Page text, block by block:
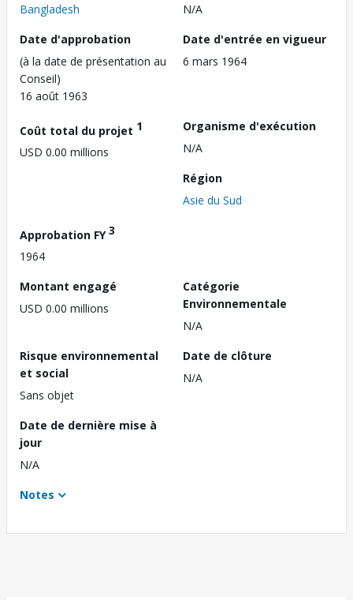
Bangladesh
N/A
Date d'approbation
(à la date de présentation au
Conseil)
16 août 1963
Date d'entrée en vigueur
6 mars 1964
Coût total du projet 1
USD 0.00 millions
Organisme d'exécution
N/A
Région
Asie du Sud
Approbation FY3
1964
Montant engagé
USD 0.00 millions
Catégorie
Environnementale
N/A
Risque environnemental
et social
Sans objet
Date de clôture
N/A
Date de dernière mise à
jour
N/A
Notes